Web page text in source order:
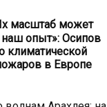
масштаб может
опыт»: Осипов
климатической
в Европе